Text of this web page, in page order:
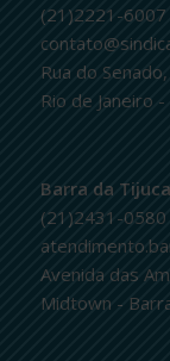
(21)2221-
Rua do
Rio de Janeiro -
Barra da Tijuca
(21)2431-0580
Avenida das
Midtown -